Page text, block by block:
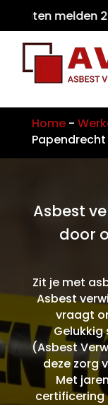
melden
Home-
Papendrecht
Asbest
door
Zit je met
Asbest
vraagt
Gelukkig
(Asbest
deze zorg
Met
certificering